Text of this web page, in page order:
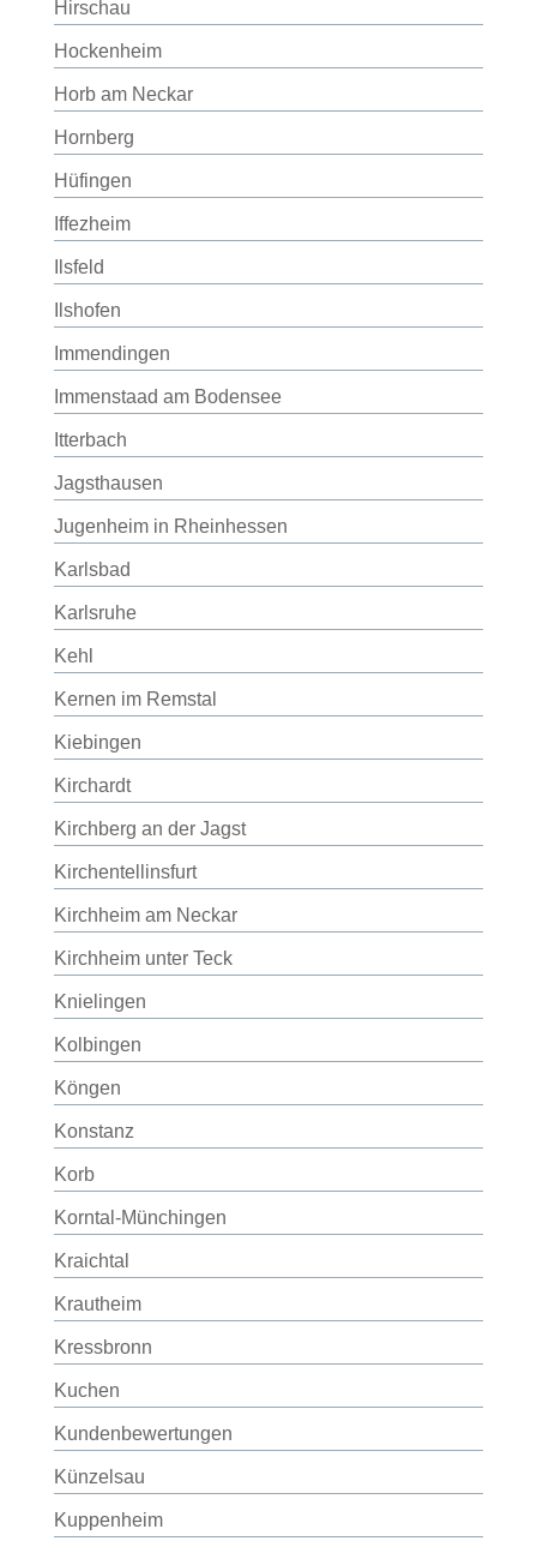
Hirschau
Hockenheim
Horb am Neckar
Hornberg
Hüfingen
Iffezheim
Ilsfeld
Ilshofen
Immendingen
Immenstaad am Bodensee
Itterbach
Jagsthausen
Jugenheim in Rheinhessen
Karlsbad
Karlsruhe
Kehl
Kernen im Remstal
Kiebingen
Kirchardt
Kirchberg an der Jagst
Kirchentellinsfurt
Kirchheim am Neckar
Kirchheim unter Teck
Knielingen
Kolbingen
Köngen
Konstanz
Korb
Korntal-Münchingen
Kraichtal
Krautheim
Kressbronn
Kuchen
Kundenbewertungen
Künzelsau
Kuppenheim